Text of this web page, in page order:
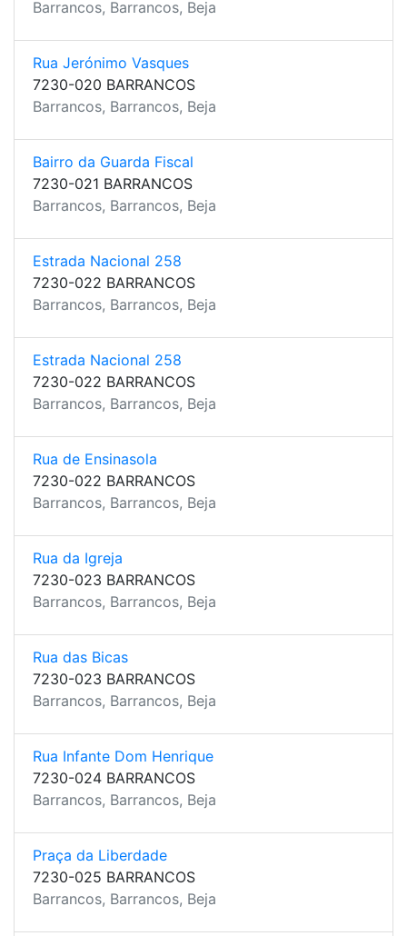
Barrancos, Barrancos, Beja
Rua Jerónimo Vasques
7230-020 BARRANCOS
Barrancos, Barrancos, Beja
Bairro da Guarda Fiscal
7230-021 BARRANCOS
Barrancos, Barrancos, Beja
Estrada Nacional 258
7230-022 BARRANCOS
Barrancos, Barrancos, Beja
Estrada Nacional 258
7230-022 BARRANCOS
Barrancos, Barrancos, Beja
Rua de Ensinasola
7230-022 BARRANCOS
Barrancos, Barrancos, Beja
Rua da Igreja
7230-023 BARRANCOS
Barrancos, Barrancos, Beja
Rua das Bicas
7230-023 BARRANCOS
Barrancos, Barrancos, Beja
Rua Infante Dom Henrique
7230-024 BARRANCOS
Barrancos, Barrancos, Beja
Praça da Liberdade
7230-025 BARRANCOS
Barrancos, Barrancos, Beja